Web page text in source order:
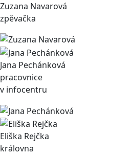
Zuzana Navarová
zpěvačka
Jana Pechánková
pracovnice
v infocentru
Eliška Rejčka
královna